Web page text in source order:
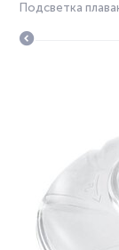
Подсветка